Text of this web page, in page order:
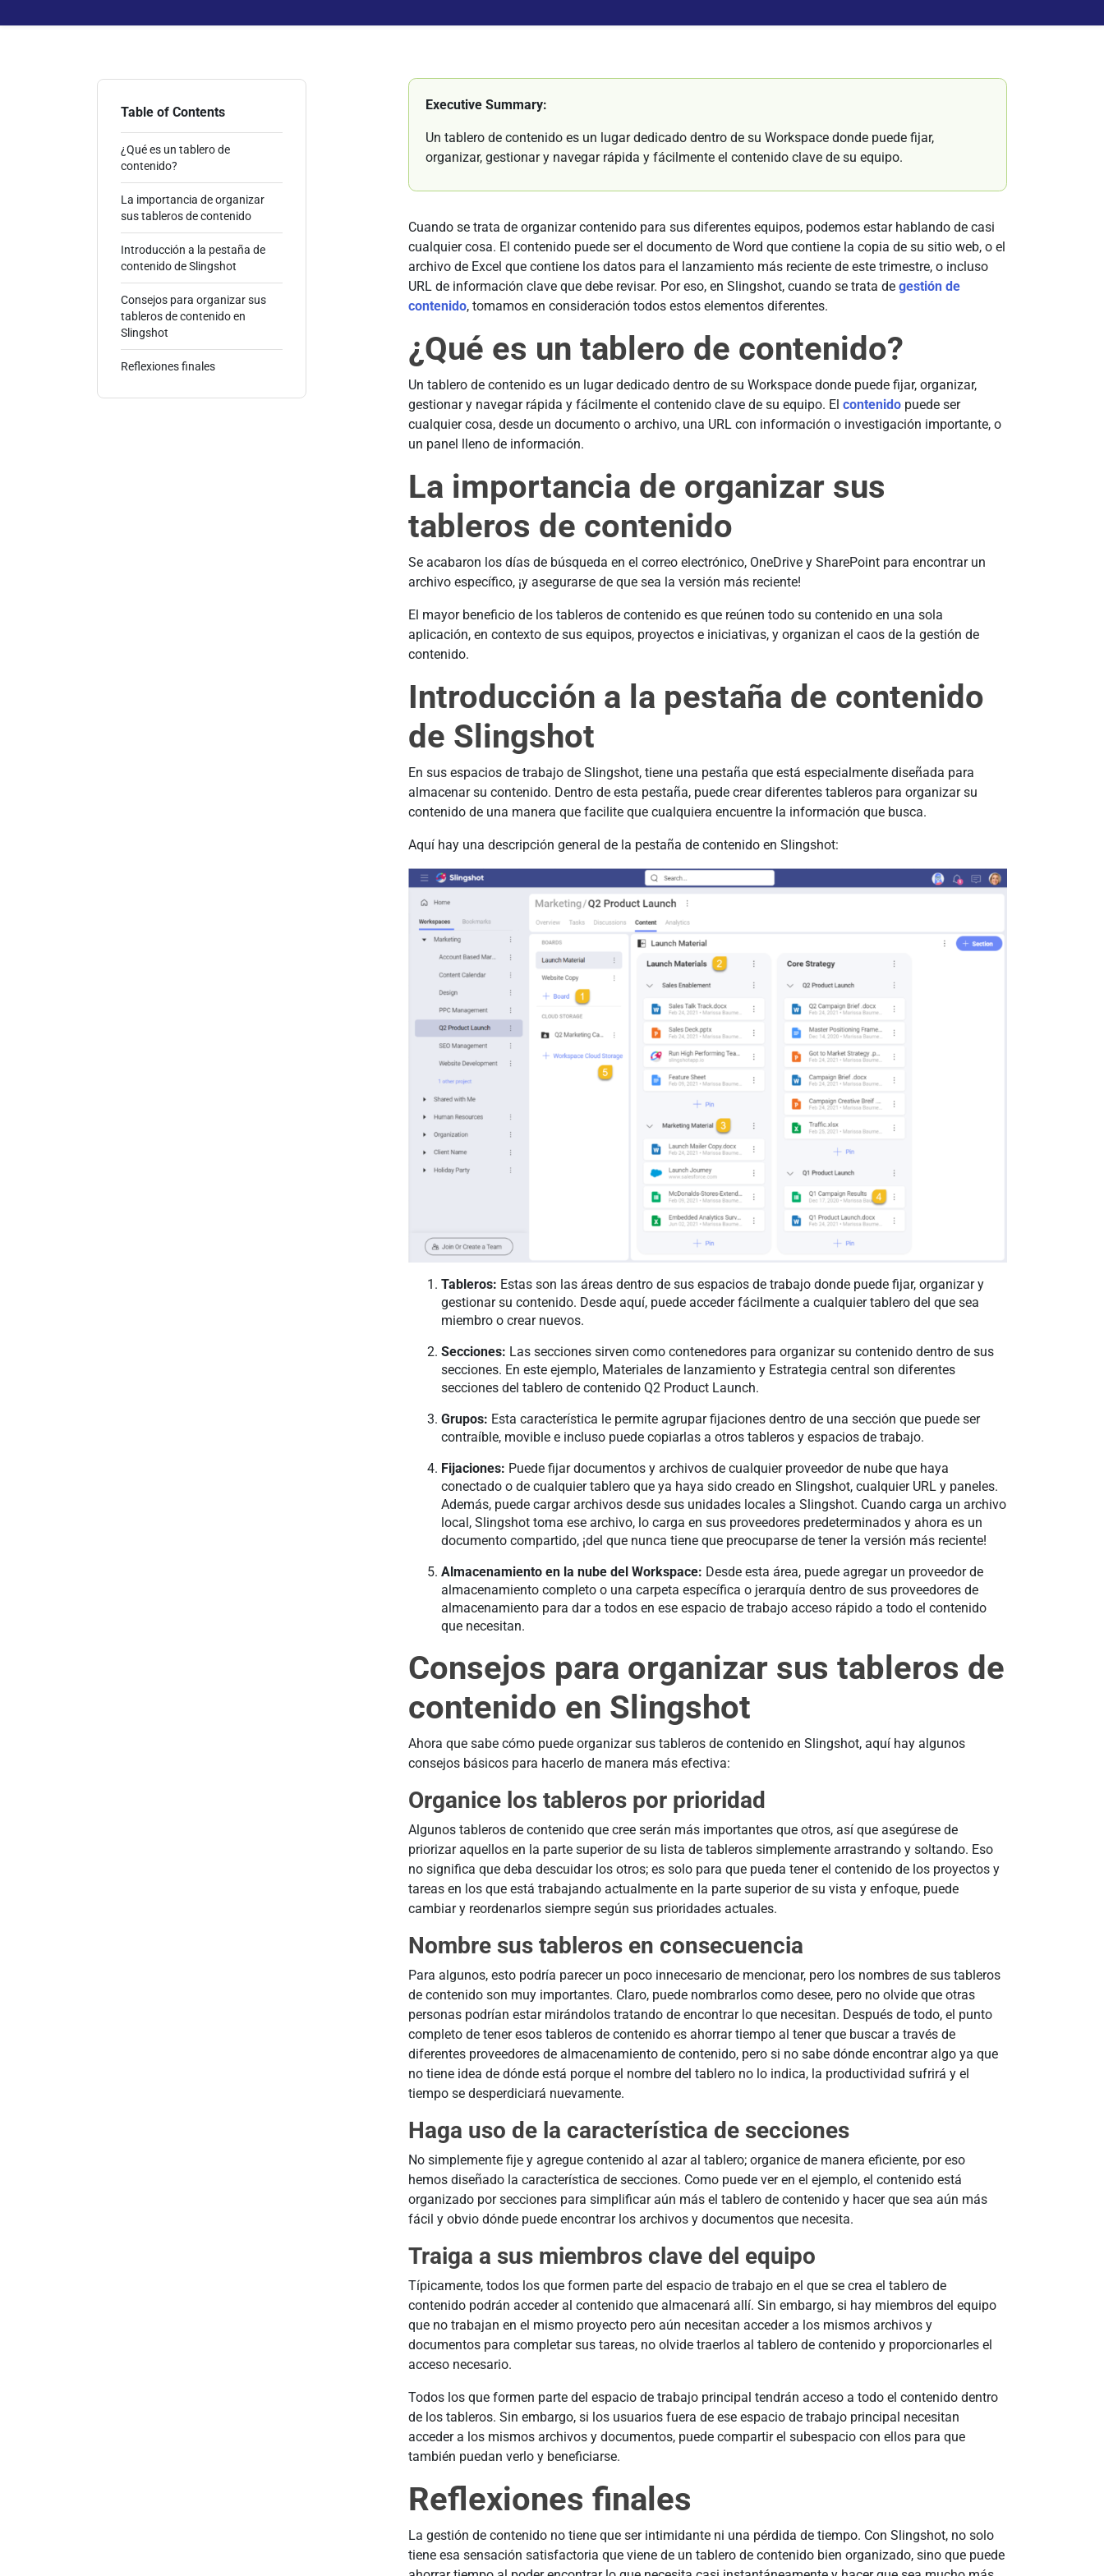
Table of Contents
¿Qué es un tablero de
contenido?
La importancia de organizar
sus tableros de contenido
Introducción a la pestaña de
contenido de Slingshot
Consejos para organizar sus
tableros de contenido en
Slingshot
Reflexiones finales
Executive Summary:
Un tablero de contenido es un lugar dedicado dentro de su Workspace donde puede fijar,
organizar, gestionar y navegar rápida y fácilmente el contenido clave de su equipo.
Cuando se trata de organizar contenido para sus diferentes equipos, podemos estar hablando de casi
cualquier cosa. El contenido puede ser el documento de Word que contiene la copia de su sitio web, o el
archivo de Excel que contiene los datos para el lanzamiento más reciente de este trimestre, o incluso
URL de información clave que debe revisar. Por eso, en Slingshot, cuando se trata degestión de
contenido, tomamos en consideración todos estos elementos diferentes.
¿Qué es un tablero de contenido?
Un tablero de contenido es un lugar dedicado dentro de su Workspace donde puede fijar, organizar,
gestionar y navegar rápida y fácilmente el contenido clave de su equipo. Elcontenido puede ser
cualquier cosa, desde un documento o archivo, una URL con información o investigación importante, o
un panel lleno de información.
La importancia de organizar sus
tableros de contenido
Se acabaron los días de búsqueda en el correo electrónico, OneDrive y SharePoint para encontrar un
archivo específico, ¡y asegurarse de que sea la versión más reciente!
El mayor beneficio de los tableros de contenido es que reúnen todo su contenido en una sola
aplicación, en contexto de sus equipos, proyectos e iniciativas, y organizan el caos de la gestión de
contenido.
Introducción a la pestaña de contenido
de Slingshot
En sus espacios de trabajo de Slingshot, tiene una pestaña que está especialmente diseñada para
almacenar su contenido. Dentro de esta pestaña, puede crear diferentes tableros para organizar su
contenido de una manera que facilite que cualquiera encuentre la información que busca.
Aquí hay una descripción general de la pestaña de contenido en Slingshot:
Tableros: Estas son las áreas dentro de sus espacios de trabajo donde puede fijar, organizar y
gestionar su contenido. Desde aquí, puede acceder fácilmente a cualquier tablero del que sea
miembro o crear nuevos.
Secciones: Las secciones sirven como contenedores para organizar su contenido dentro de sus
secciones. En este ejemplo, Materiales de lanzamiento y Estrategia central son diferentes
secciones del tablero de contenido Q2 Product Launch.
Grupos: Esta característica le permite agrupar fijaciones dentro de una sección que puede ser
contraíble, movible e incluso puede copiarlas a otros tableros y espacios de trabajo.
Fijaciones: Puede fijar documentos y archivos de cualquier proveedor de nube que haya
conectado o de cualquier tablero que ya haya sido creado en Slingshot, cualquier URL y paneles.
Además, puede cargar archivos desde sus unidades locales a Slingshot. Cuando carga un archivo
local, Slingshot toma ese archivo, lo carga en sus proveedores predeterminados y ahora es un
documento compartido, ¡del que nunca tiene que preocuparse de tener la versión más reciente!
Almacenamiento en la nube del Workspace: Desde esta área, puede agregar un proveedor de
almacenamiento completo o una carpeta específica o jerarquía dentro de sus proveedores de
almacenamiento para dar a todos en ese espacio de trabajo acceso rápido a todo el contenido
que necesitan.
Consejos para organizar sus tableros de
contenido en Slingshot
Ahora que sabe cómo puede organizar sus tableros de contenido en Slingshot, aquí hay algunos
consejos básicos para hacerlo de manera más efectiva:
Organice los tableros por prioridad
Algunos tableros de contenido que cree serán más importantes que otros, así que asegúrese de
priorizar aquellos en la parte superior de su lista de tableros simplemente arrastrando y soltando. Eso
no significa que deba descuidar los otros; es solo para que pueda tener el contenido de los proyectos y
tareas en los que está trabajando actualmente en la parte superior de su vista y enfoque, puede
cambiar y reordenarlos siempre según sus prioridades actuales.
Nombre sus tableros en consecuencia
Para algunos, esto podría parecer un poco innecesario de mencionar, pero los nombres de sus tableros
de contenido son muy importantes. Claro, puede nombrarlos como desee, pero no olvide que otras
personas podrían estar mirándolos tratando de encontrar lo que necesitan. Después de todo, el punto
completo de tener esos tableros de contenido es ahorrar tiempo al tener que buscar a través de
diferentes proveedores de almacenamiento de contenido, pero si no sabe dónde encontrar algo ya que
no tiene idea de dónde está porque el nombre del tablero no lo indica, la productividad sufrirá y el
tiempo se desperdiciará nuevamente.
Haga uso de la característica de secciones
No simplemente fije y agregue contenido al azar al tablero; organice de manera eficiente, por eso
hemos diseñado la característica de secciones. Como puede ver en el ejemplo, el contenido está
organizado por secciones para simplificar aún más el tablero de contenido y hacer que sea aún más
fácil y obvio dónde puede encontrar los archivos y documentos que necesita.
Traiga a sus miembros clave del equipo
Típicamente, todos los que formen parte del espacio de trabajo en el que se crea el tablero de
contenido podrán acceder al contenido que almacenará allí. Sin embargo, si hay miembros del equipo
que no trabajan en el mismo proyecto pero aún necesitan acceder a los mismos archivos y
documentos para completar sus tareas, no olvide traerlos al tablero de contenido y proporcionarles el
acceso necesario.
Todos los que formen parte del espacio de trabajo principal tendrán acceso a todo el contenido dentro
de los tableros. Sin embargo, si los usuarios fuera de ese espacio de trabajo principal necesitan
acceder a los mismos archivos y documentos, puede compartir el subespacio con ellos para que
también puedan verlo y beneficiarse.
Reflexiones finales
La gestión de contenido no tiene que ser intimidante ni una pérdida de tiempo. Con Slingshot, no solo
tiene esa sensación satisfactoria que viene de un tablero de contenido bien organizado, sino que puede